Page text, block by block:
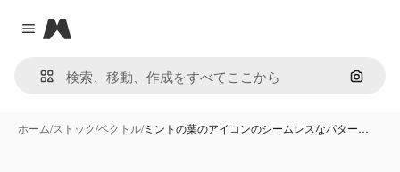
Close menu
Magnific
画像で
ホーム/ストック/ベクトル/ミントの葉のアイコンのシームレスなパター…